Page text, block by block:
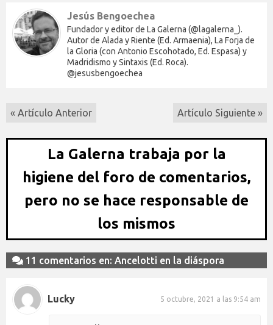
Jesús Bengoechea
Fundador y editor de La Galerna (@lagalerna_).
Autor de Alada y Riente (Ed. Armaenia), La Forja de
la Gloria (con Antonio Escohotado, Ed. Espasa) y
Madridismo y Sintaxis (Ed. Roca).
@jesusbengoechea
« Artículo Anterior Artículo Siguiente »
La Galerna trabaja por la
higiene del foro de comentarios,
pero no se hace responsable de
los mismos
11 comentarios en: Ancelotti en la diáspora
Lucky 5 octubre, 2021 a las 9:54 am